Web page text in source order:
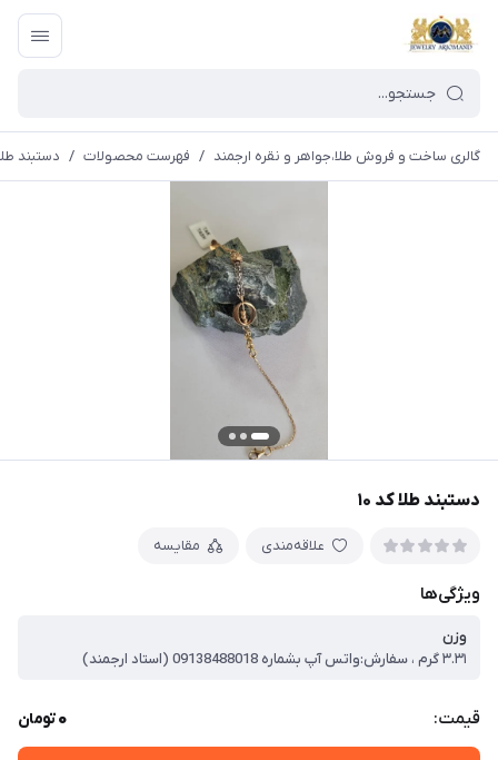
گالری ساخت و فروش طلا،جواهر و نقره ارجمند / فهرست محصولات / دستبند طلا
دستبند طلا کد ۱۰
علاقه‌مندی مقایسه
ویژگی‌ها
وزن
۳.۳۱ گرم ، سفارش:واتس آپ بشماره 09138488018 (استاد ارجمند)
قیمت: 0تومان